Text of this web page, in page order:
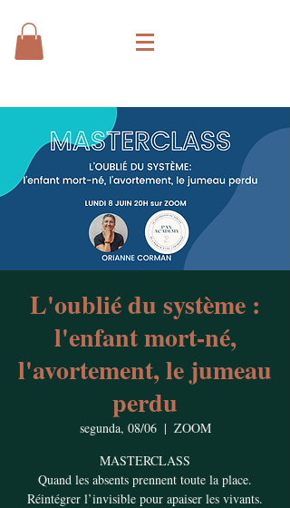
L'oublié du système :
l'enfant mort-né,
l'avortement, le jumeau
perdu
segunda, 08/06
  |
ZOOM
MASTERCLASS
Quand les absents prennent toute la place.
Réintégrer l’invisible pour apaiser les vivants.